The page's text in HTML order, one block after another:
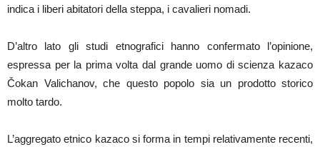
indica i liberi abitatori della steppa, i cavalieri nomadi.
D’altro lato gli studi etnografici hanno confermato l’opinione,
espressa per la prima volta dal grande uomo di scienza kazaco
Čokan Valichanov, che questo popolo sia un prodotto storico
molto tardo.
L’aggregato etnico kazaco si forma in tempi relativamente recenti,